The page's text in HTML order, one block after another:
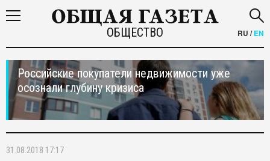
ОБЩЕСТВО RU /EN
Российские покупатели недвижимости уже
осознали глубину кризиса
31.08.2018 17:17